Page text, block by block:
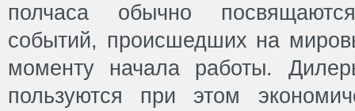
полчаса обычно
событий, происшедших на
моменту начала работы.
пользуются при этом